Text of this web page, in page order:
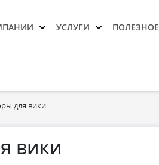
УСЛУГИ ПОЛЕЗНОЕ
для вики
вики